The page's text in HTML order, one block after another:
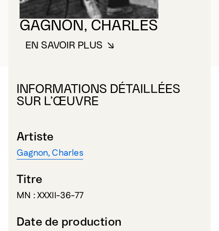
GAGNON, CHARLES
EN SAVOIR PLUSÀ PROPOS DE GAGNON,
INFORMATIONS DÉTAILLÉES
SUR L’ŒUVRE
Artiste
Gagnon, Charles
Titre
MN : XXXII-36-77
Date de production